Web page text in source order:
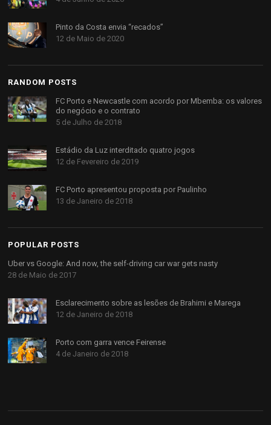
Pinto da Costa envia “recados”
12 de Maio de 2020
RANDOM POSTS
FC Porto e Newcastle com acordo por Mbemba: os valores
do negócio e o contrato
5 de Julho de 2018
Estádio da Luz interditado quatro jogos
12 de Fevereiro de 2019
FC Porto apresentou proposta por Paulinho
13 de Janeiro de 2018
POPULAR POSTS
Uber vs Google: And now, the self-driving car war gets nasty
28 de Maio de 2017
Esclarecimento sobre as lesões de Brahimi e Marega
12 de Janeiro de 2018
Porto com garra vence Feirense
4 de Janeiro de 2018